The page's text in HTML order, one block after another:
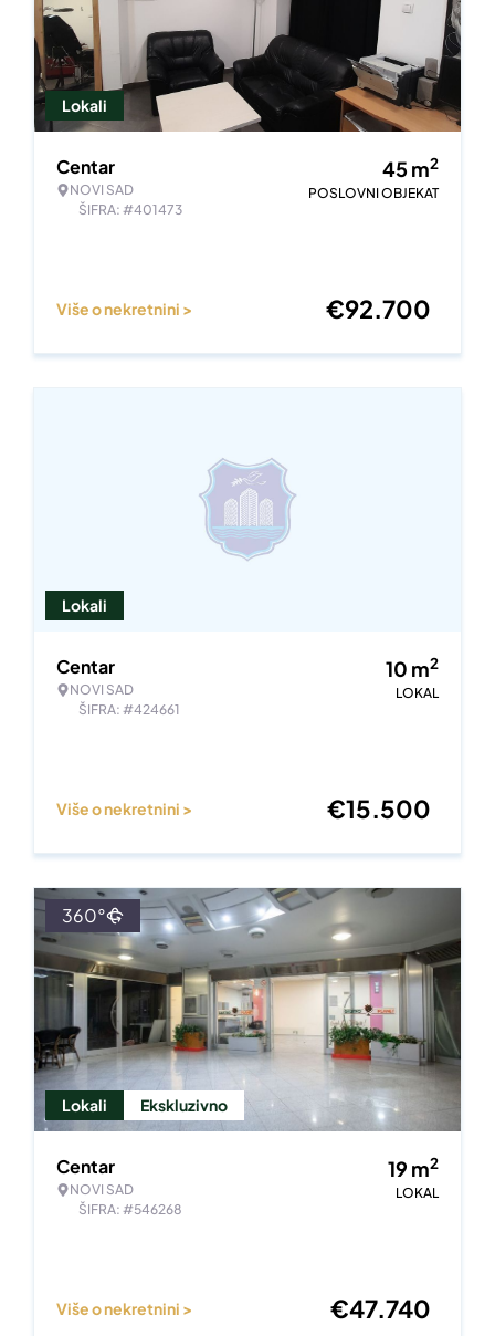
Lokali
Centar
NOVI SAD
ŠIFRA: #401473
45m2
POSLOVNI OBJEKAT
Više o nekretnini > €92.700
Lokali
Centar
NOVI SAD
ŠIFRA: #424661
10 m2
LOKAL
Više o nekretnini > €15.500
Lokali Ekskluzivno
360°
Centar
NOVI SAD
ŠIFRA: #546268
19 m2
LOKAL
Više o nekretnini > €47.740